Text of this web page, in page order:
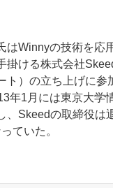
Winnyの技術を応
掛ける株式会社
ト）の立ち上げに参
年1月には東京大学
、Skeedの取締役は
ていた。